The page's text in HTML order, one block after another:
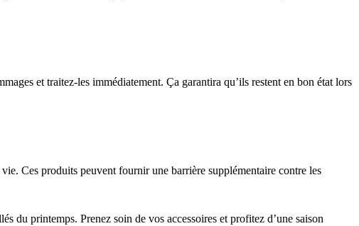
et traitez-les immédiatement. Ça garantira qu’ils restent en bon état lors
Ces produits peuvent fournir une barrière supplémentaire contre les
du printemps. Prenez soin de vos accessoires et profitez d’une saison